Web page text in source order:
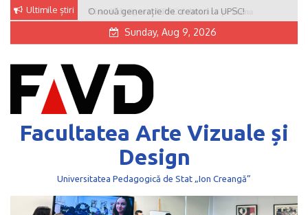
Skip
Ultimile știri O nouă generație de creatori la UPSC!
Sunday, Aug 9, 2026
Facultatea Arte Vizuale și
Design
Universitatea Pedagogică de Stat „Ion Creangă”